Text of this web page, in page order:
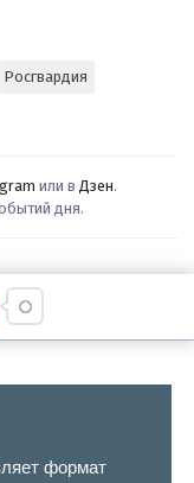
Росгвардия
или в Дзен.
дня.
формат